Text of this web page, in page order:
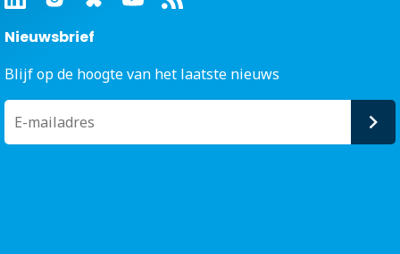
Nieuwsbrief
Blijf op de hoogte van het laatste nieuws